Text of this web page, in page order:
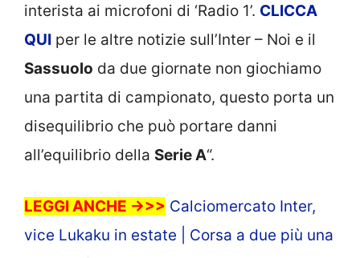
interista ai microfoni di ‘Radio 1’. CLICCA
QUI per le altre notizie sull’Inter – Noi e il
Sassuolo da due giornate non giochiamo
una partita di campionato, questo porta un
disequilibrio che può portare danni
all’equilibrio della Serie A“.
LEGGI ANCHE ->>> Calciomercato Inter,
vice Lukaku in estate | Corsa a due più una